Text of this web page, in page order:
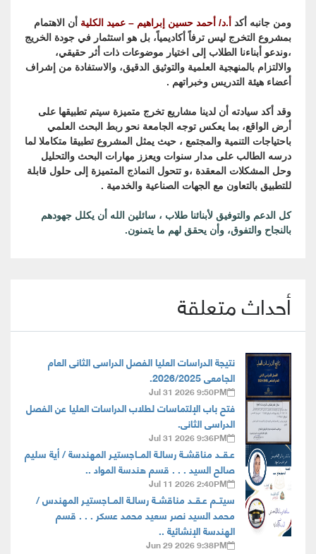
ومن جانبه أكد أ.د/ أحمد حسين إبراهيم – عميد الكلية أن الاهتمام
بمشروع التخرج ليس ترفاً أكاديمياً، بل هو استثمار في جودة الخريج
،وندعو أبناءنا الطلاب إلى اختيار موضوعات ذات أثر حقيقي،
والالتزام بالمنهجية العلمية والتوثيق الدقيق، والاستفادة من إشراف
أعضاء هيئة التدريس وخبراتهم .
وقد أكد سيادته أن لدينا مشاريع تخرج متميزة سيتم تطبيقها على
أرض الواقع، بما يعكس توجه الجامعة نحو ربط البحث العلمي
باحتياجات التنمية والمجتمع ، حيث يمثل المشروع تطبيقا متكاملا لما
درسه الطالب على مدار سنوات ويعزز مهارات البحث والتحليل
وحل المشكلات المعقدة ،و تتحول النماذج المتميزة إلى حلول قابلة
للتطبيق بالتعاون مع الجهات الصناعية والخدمية .
كل الدعم والتوفيق لأبنائنا طلاب ، سائلين الله أن يكلل جهودهم
بالنجاح والتفوق، وأن يحقق لهم ما يتمنون.
أحداث متعلقة
نتيجة الدراسات العليا الفصل الدراسى الثانى العام
الجامعى 2026/2025.
Jul 31 2026 9:50PM
فتح باب الإلتماسات لطلاب الدراسات العليا عن الفصل
الدراسى الثانى.
Jul 31 2026 9:36PM
عـقــد مناقشــة رسالـة المــاجستيـر المهندسة / أية سليم
صالح السيد . . . قسم هندسة المواد ..
Jul 11 2026 2:40PM
سيتــم عـقــد مناقشــة رسالـة المــاجستيـر المهندس /
محمد السيد نصر سعيد محمد عسكر . . . قسم
الهندسة الإنشائية ..
Jun 29 2026 9:38PM